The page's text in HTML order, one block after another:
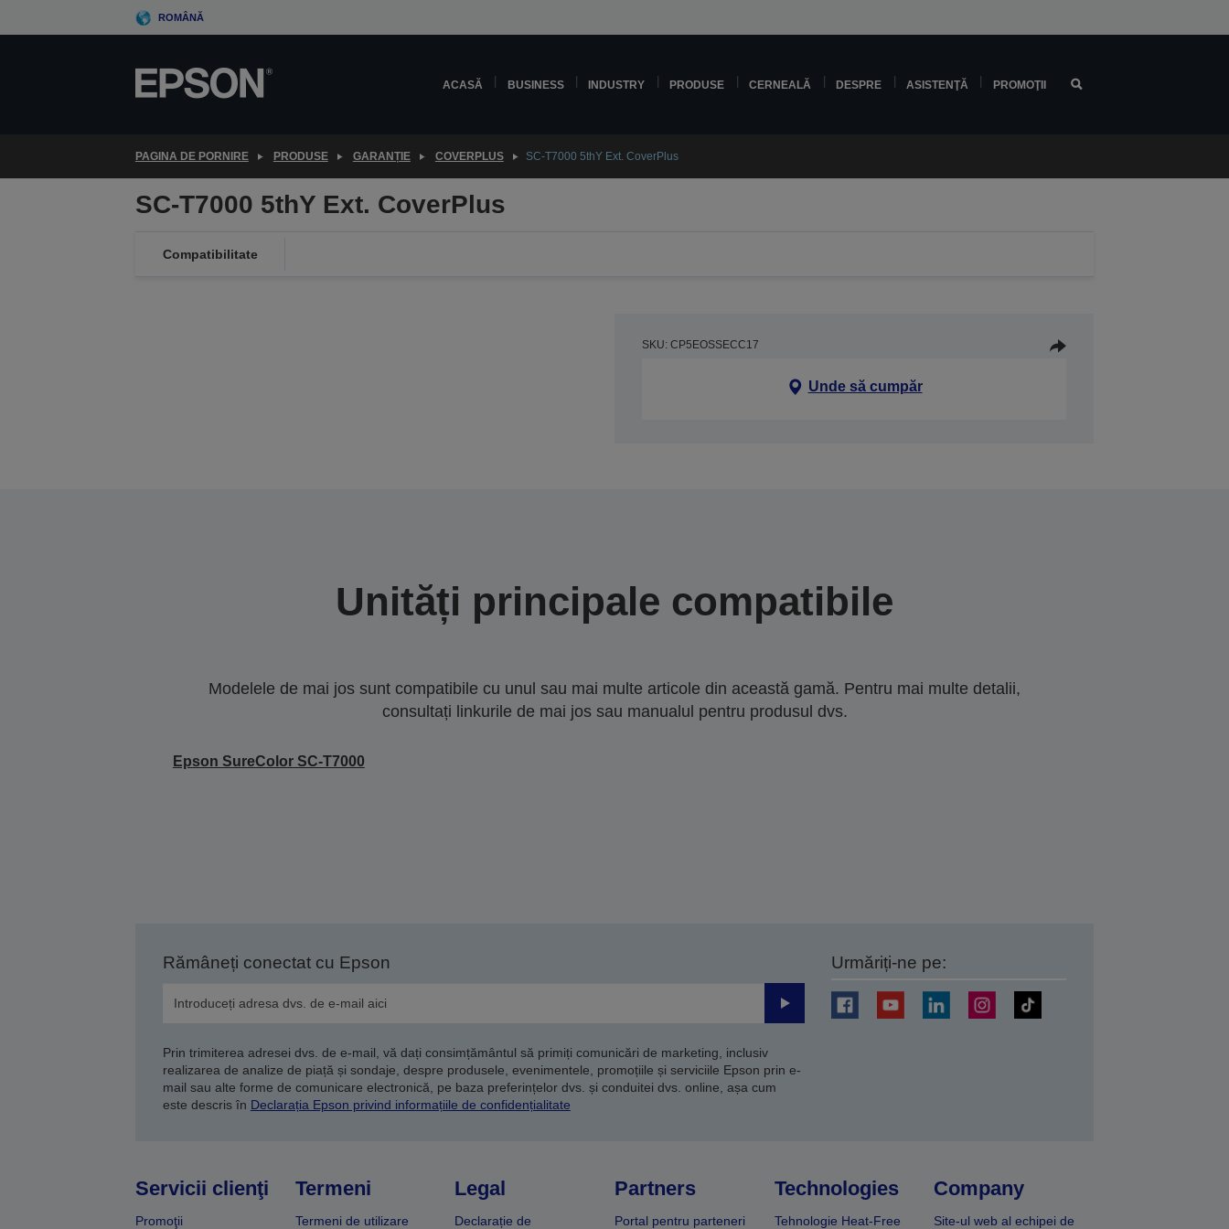
to
ROMÂNĂ
ACASĂ BUSINESS INDUSTRY PRODUSE CERNEALĂ DESPRE ASISTENŢĂ PROMOŢII
PAGINA DE PORNIRE PRODUSE GARANȚIE COVERPLUS SC-T7000 5thY Ext. CoverPlus
SC-T7000 5thY Ext. CoverPlus
Compatibilitate
SKU: CP5EOSSECC17
Unde să cumpăr
Unități principale compatibile
Modelele de mai jos sunt compatibile cu unul sau mai multe articole din această gamă. Pentru mai multe detalii,
consultați linkurile de mai jos sau manualul pentru produsul dvs.
Epson SureColor SC-T7000
Rămâneți conectat cu Epson
Trimiteți
Prin trimiterea adresei dvs. de e-mail, vă dați consimțământul să primiți comunicări de marketing, inclusiv
realizarea de analize de piață și sondaje, despre produsele, evenimentele, promoțiile și serviciile Epson prin e-
mail sau alte forme de comunicare electronică, pe baza preferințelor dvs. și conduitei dvs. online, așa cum
este descris în Declarația Epson privind informațiile de confidențialitate
Urmăriți-ne pe:
Servicii clienţi
Promoţii
Termeni
Termeni de utilizare
Legal
Declarație de
Partners
Portal pentru parteneri
Technologies
Tehnologie Heat-Free
Company
Site-ul web al echipei de